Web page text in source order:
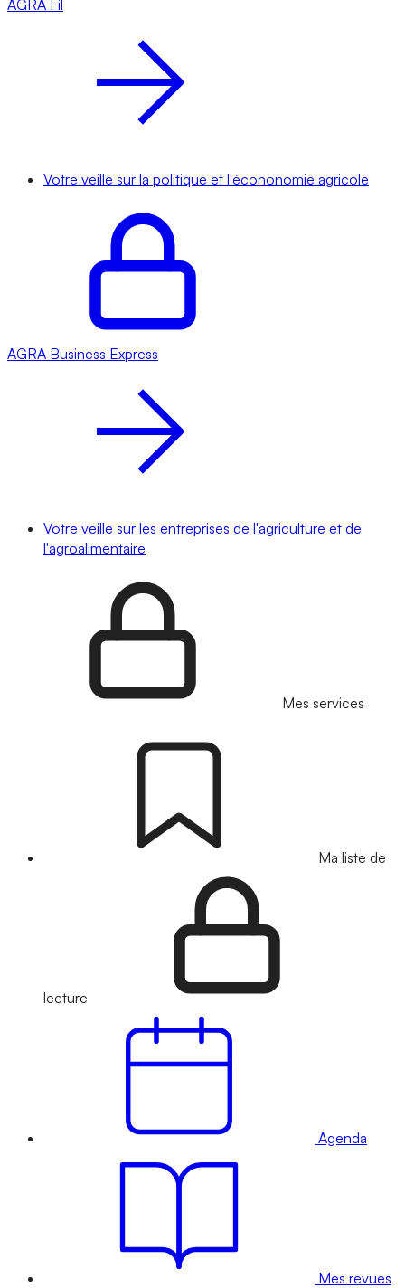
AGRA Fil
Votre veille sur la politique et l'écononomie agricole
AGRA Business Express
Votre veille sur les entreprises de l'agriculture et de
l'agroalimentaire
Mes services
Ma liste de
lecture
Agenda
Mes revues